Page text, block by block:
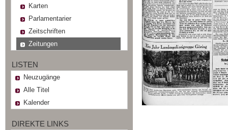
Karten
Parlamentarier
Zeitschriften
Zeitungen
LISTEN
Neuzugänge
Alle Titel
Kalender
DIREKTE LINKS